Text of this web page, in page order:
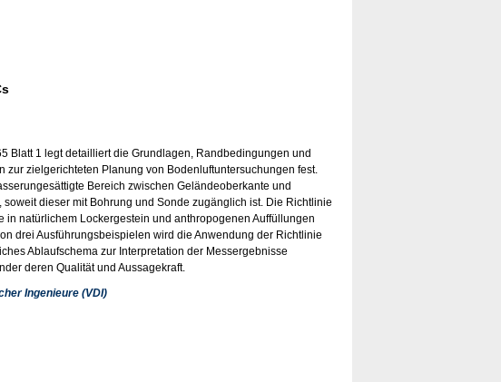
Blatt 1 legt detailliert die Grundlagen, Randbedingungen und
zur zielgerichteten Planung von Bodenluftuntersuchungen fest.
Bereich zwischen Geländeoberkante und
soweit dieser mit Bohrung und Sonde zugänglich ist. Die Richtlinie
in natürlichem Lockergestein und anthropogenen Auffüllungen
drei Ausführungsbeispielen wird die Anwendung der Richtlinie
Ablaufschema zur Interpretation der Messergebnisse
deren Qualität und Aussagekraft.
Ingenieure (VDI)